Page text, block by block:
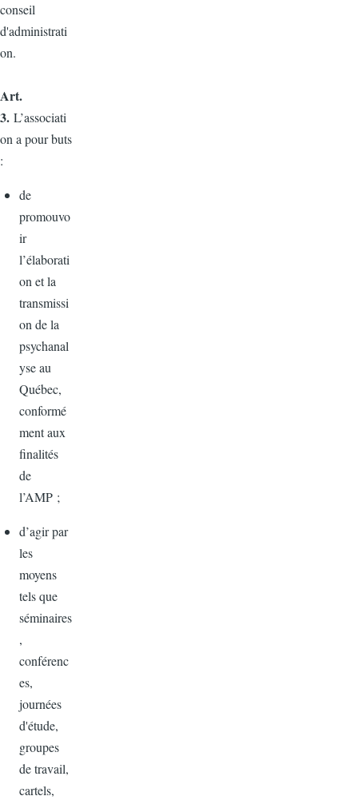
conseil
d'administrati
on.
Art.
3. L’associati
on a pour buts
:
de
promouvo
ir
l’élaborati
on et la
transmissi
on de la
psychanal
yse au
Québec,
conformé
ment aux
finalités
de
l’AMP ;
d’agir par
les
moyens
tels que
séminaires
,
conférenc
es,
journées
d'étude,
groupes
de travail,
cartels,